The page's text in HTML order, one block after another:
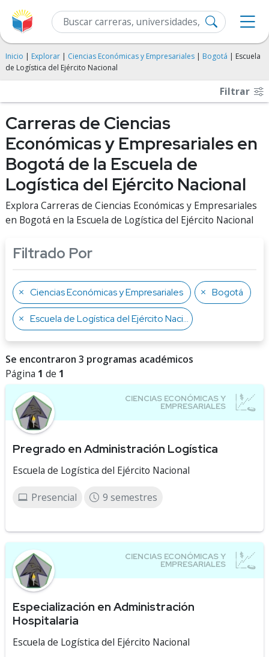
Inicio | Explorar | Ciencias Económicas y Empresariales | Bogotá | Escuela
de Logística del Ejército Nacional
Filtrar
Carreras de Ciencias
Económicas y Empresariales en
Bogotá de la Escuela de
Logística del Ejército Nacional
Explora Carreras de Ciencias Económicas y Empresariales
en Bogotá en la Escuela de Logística del Ejército Nacional
Filtrado Por
Ciencias Económicas y Empresariales Bogotá
Escuela de Logística del Ejército Nacional
Se encontraron 3 programas académicos
Página 1 de 1
Pregrado en Administración Logística
Escuela de Logística del Ejército Nacional
Presencial 9 semestres
Especialización en Administración
Hospitalaria
Escuela de Logística del Ejército Nacional